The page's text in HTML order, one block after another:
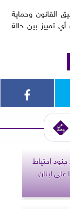
القانون وحماية
تمييز بين حالة
احتياط
على لبنان